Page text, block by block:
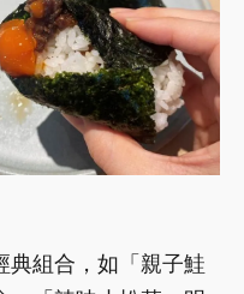
典組合，如「親子鮭